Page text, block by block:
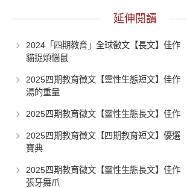
延伸閱讀
2024「四期教育」全球徵文【長文】佳
貓捉煩惱鼠
2025四期教育徵文【靈性生態短文】佳
湯的重量
2025四期教育徵文【靈性生態長文】佳
2025四期教育徵文【四期教育短文】優
寶典
2025四期教育徵文【靈性生態長文】佳
張牙舞爪